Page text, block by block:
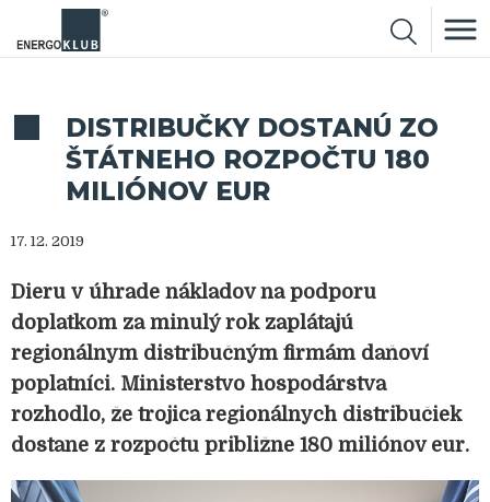
DISTRIBUČKY DOSTANÚ ZO
ŠTÁTNEHO ROZPOČTU 180
MILIÓNOV EUR
17. 12. 2019
Dieru v úhrade nákladov na podporu
doplatkom za minulý rok zaplátajú
regionálnym distribučným firmám daňoví
poplatníci. Ministerstvo hospodárstva
rozhodlo, že trojica regionálnych distribučiek
dostane z rozpočtu približne 180 miliónov eur.